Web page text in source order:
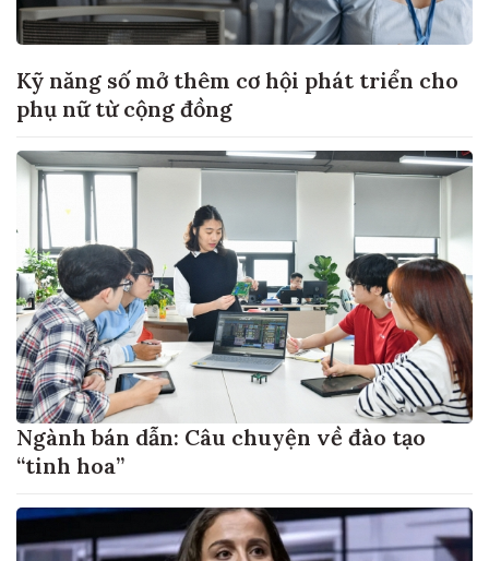
Kỹ năng số mở thêm cơ hội phát triển cho
phụ nữ từ cộng đồng
Ngành bán dẫn: Câu chuyện về đào tạo
“tinh hoa”